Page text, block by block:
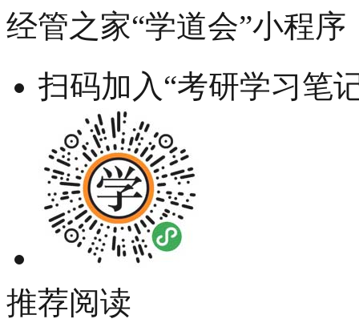
经管之家“学道会”小程序
扫码加入“考研学习笔
推荐阅读